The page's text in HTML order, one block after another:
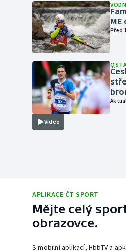
Před
Video
APLIKACE ČT SPORT
Mějte celý
obrazovce.
S mobilní aplikací, HbbTV a